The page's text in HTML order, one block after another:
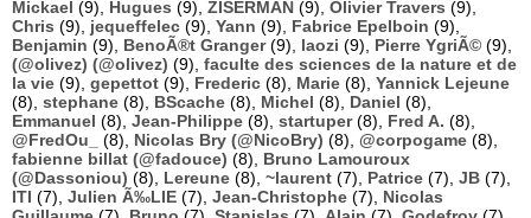
Mickael (9), Hugues (9), ZISERMAN (9), Olivier Travers (9),
Chris (9), jequeffelec (9), Yann (9), Fabrice Epelboin (9),
Benjamin (9), BenoÃ®t Granger(9), laozi (9), Pierre YgriÃ© (9),
(@olivez) (@olivez) (9), faculte des sciences de la nature et de
la vie (9), gepettot (9), Frederic (8), Marie (8), Yannick Lejeune
(8), stephane (8), BScache (8), Michel (8), Daniel (8),
Emmanuel (8), Jean-Philippe (8), startuper(8), Fred A. (8),
@FredOu_
(8), Nicolas Bry (@NicoBry) (8), @corpogame (8),
fabienne billat (@fadouce) (8), Bruno Lamouroux
(@Dassoniou) (8), Lereune (8), ~laurent (7), Patrice (7), JB (7),
ITI (7), Julien Ã‰LIE (7), Jean-Christophe (7), Nicolas